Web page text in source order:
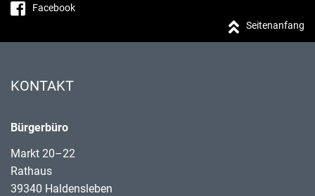
Facebook
Seitenanfang
KONTAKT
Bürgerbüro
Markt 20–22
Rathaus
39340 Haldensleben